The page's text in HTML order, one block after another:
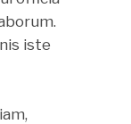
iste